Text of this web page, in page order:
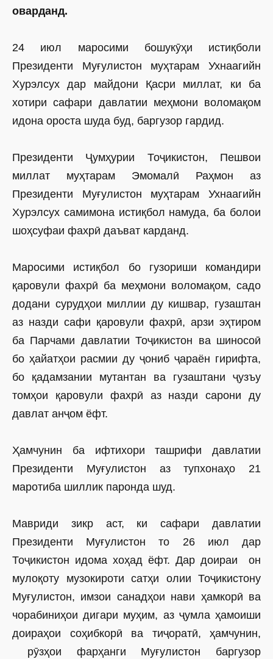
оварданд.
24 июл маросими бошукӯҳи истиқболи
Президенти Муғулистон муҳтарам Ухнаагийн
Хурэлсух дар майдони Қасри миллат, ки ба
хотири сафари давлатии меҳмони воломақом
идона ороста шуда буд, баргузор гардид.
Президенти Ҷумҳурии Тоҷикистон, Пешвои
миллат муҳтарам Эмомалӣ Раҳмон аз
Президенти Муғулистон муҳтарам Ухнаагийн
Хурэлсух самимона истиқбол намуда, ба болои
шоҳсуфаи фахрӣ даъват карданд.
Маросими истиқбол бо гузориши командири
қаровули фахрӣ ба меҳмони воломақом, садо
додани сурудҳои миллии ду кишвар, гузаштан
аз назди сафи қаровули фахрӣ, арзи эҳтиром
ба Парчами давлатии Тоҷикистон ва шиносоӣ
бо ҳайатҳои расмии ду ҷониб ҷараён гирифта,
бо қадамзании мутантан ва гузаштани ҷузъу
томҳои қаровули фахрӣ аз назди сарони ду
давлат анҷом ёфт.
Ҳамчунин ба ифтихори ташрифи давлатии
Президенти Муғулистон аз тупхонаҳо 21
маротиба шиллик паронда шуд.
Мавриди зикр аст, ки сафари давлатии
Президенти Муғулистон то 26 июл дар
Тоҷикистон идома хоҳад ёфт. Дар доираи он
мулоқоту музокироти сатҳи олии Тоҷикистону
Муғулистон, имзои санадҳои нави ҳамкорӣ ва
чорабиниҳои дигари муҳим, аз ҷумла ҳамоиши
доираҳои соҳибкорӣ ва тиҷоратӣ, ҳамчунин,
рӯзҳои фарҳанги Муғулистон баргузор